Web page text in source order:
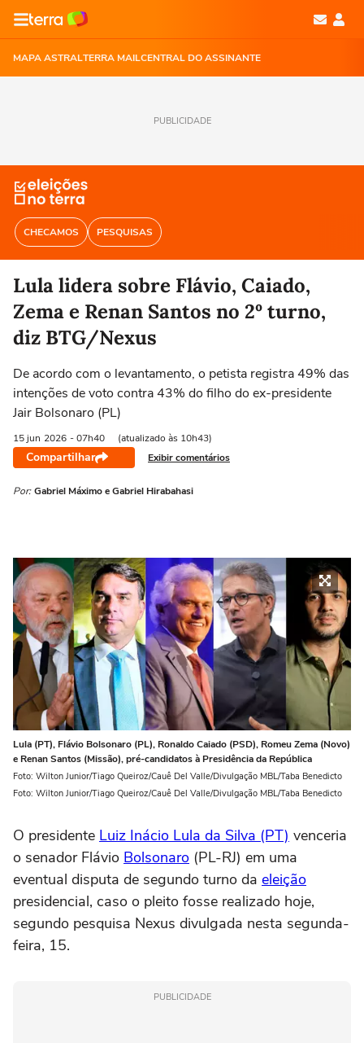
MAPA ASTRALTERRA MAILCENTRAL DO ASSINANTE
PUBLICIDADE
CHECAMOS PESQUISAS
Lula lidera sobre Flávio, Caiado,
Zema e Renan Santos no 2º turno,
diz BTG/Nexus
De acordo com o levantamento, o petista registra 49% das
intenções de voto contra 43% do filho do ex-presidente
Jair Bolsonaro (PL)
15 jun 2026 - 07h40 (atualizado às 10h43)
Compartilhar Exibir comentários
Por: Gabriel Máximo e Gabriel Hirabahasi
Lula (PT), Flávio Bolsonaro (PL), Ronaldo Caiado (PSD), Romeu Zema (Novo)
e Renan Santos (Missão), pré-candidatos à Presidência da República
Foto: Wilton Junior/Tiago Queiroz/Cauê Del Valle/Divulgação MBL/Taba Benedicto
Foto: Wilton Junior/Tiago Queiroz/Cauê Del Valle/Divulgação MBL/Taba Benedicto
O presidente Luiz Inácio Lula da Silva (PT) venceria
o senador Flávio Bolsonaro (PL-RJ) em uma
eventual disputa de segundo turno da eleição
presidencial, caso o pleito fosse realizado hoje,
segundo pesquisa Nexus divulgada nesta segunda-
feira, 15.
PUBLICIDADE